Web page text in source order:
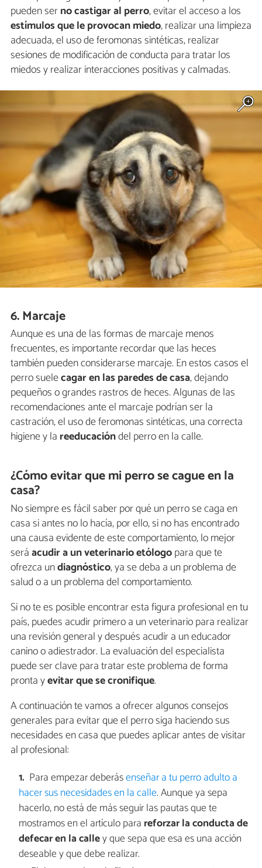
pueden serno castigar al perro, evitar el acceso a los
estímulos que le provocan miedo, realizar una limpieza
adecuada, el uso de feromonas sintéticas, realizar
sesiones de modificación de conducta para tratar los
miedos y realizar interacciones positivas y calmadas.
6. Marcaje
Aunque es una de las formas de marcaje menos
frecuentes, es importante recordar que las heces
también pueden considerarse marcaje. En estos casos el
perro suelecagar en las paredes de casa, dejando
pequeños o grandes rastros de heces. Algunas de las
recomendaciones ante el marcaje podrían ser la
castración, el uso de feromonas sintéticas, una correcta
higiene y la reeducacióndel perro en la calle.
¿Cómo evitar que mi perro se cague en la
casa?
No siempre es fácil saber por qué un perro se caga en
casa si antes no lo hacía, por ello, si no has encontrado
una causa evidente de este comportamiento, lo mejor
seráacudir a un veterinario etólogopara que te
ofrezca undiagnóstico, ya se deba a un problema de
salud o a un problema del comportamiento.
Si no te es posible encontrar esta figura profesional en tu
país, puedes acudir primero a un veterinario para realizar
una revisión general y después acudir a un educador
canino o adiestrador. La evaluación del especialista
puede ser clave para tratar este problema de forma
pronta yevitar que se cronifique.
A continuación te vamos a ofrecer algunos consejos
generales para evitar que el perro siga haciendo sus
necesidades en casa que puedes aplicar antes de visitar
al profesional:
Para empezar deberásenseñar a tu perro adulto a
hacer sus necesidades en la calle. Aunque ya sepa
hacerlo, no está de más seguir las pautas que te
mostramos en el artículo para reforzar la conducta de
defecar en la calley que sepa que esa es una acción
deseable y que debe realizar.